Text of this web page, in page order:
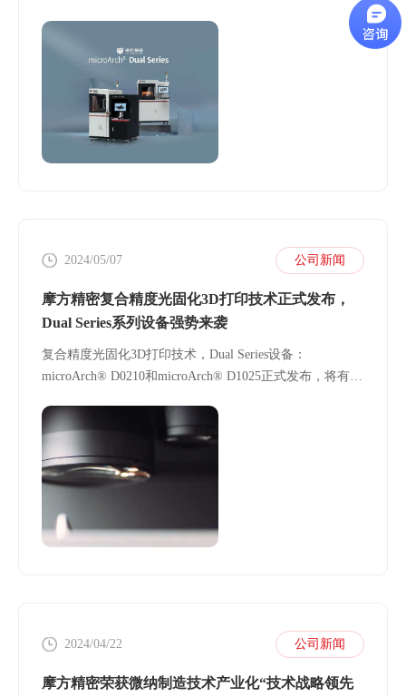
2024/05/07 公司新闻
摩方精密复合精度光固化3D打印技术正式发布，
Dual Series系列设备强势来袭
复合精度光固化3D打印技术，Dual Series设备：
microArch® D0210和microArch® D1025正式发布，将有效
业级3D打印技术新突破
2024/04/22 公司新闻
摩方精密荣获微纳制造技术产业化“技术战略领先